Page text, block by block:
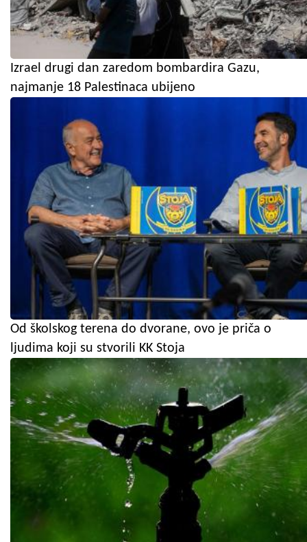
Izrael drugi dan zaredom bombardira Gazu,
najmanje 18 Palestinaca ubijeno
Od školskog terena do dvorane, ovo je priča o
ljudima koji su stvorili KK Stoja